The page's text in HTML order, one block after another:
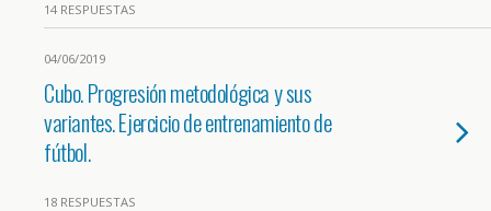
14 RESPUESTAS
04/06/2019
Cubo. Progresión metodológica y sus
variantes. Ejercicio de entrenamiento de
fútbol.
18 RESPUESTAS